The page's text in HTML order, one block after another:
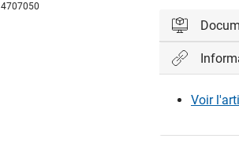
4707050
Veuillez
Voir